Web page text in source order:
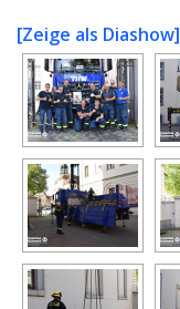
[Zeige als Diashow]